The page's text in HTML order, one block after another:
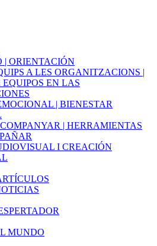
| ORIENTACIÓN
A LES ORGANITZACIONS |
EN LAS
| BIENESTAR
| HERRAMIENTAS
I CREACIÓN
MUNDO